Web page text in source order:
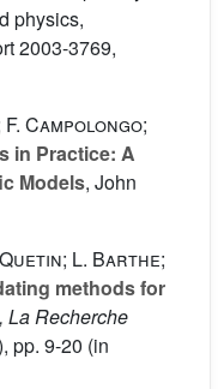
physics,
2003-3769,
Campolongo;
in Practice: A
Models, John
L. Barthe;
methods for
, La Recherche
pp. 9-20 (in